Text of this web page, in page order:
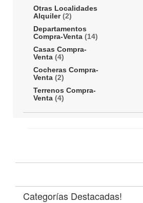
Otras Localidades
Alquiler(2)
Departamentos
Compra-Venta (14)
Casas Compra-
Venta (4)
Cocheras Compra-
Venta (2)
Terrenos Compra-
Venta (4)
Categorías Destacadas!